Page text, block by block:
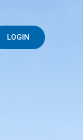
LOGIN